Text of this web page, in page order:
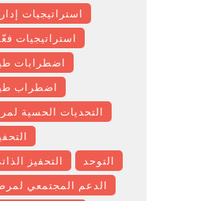
استراتيجيات
استراتيجيات
اضطرابات
اضطراب
التحديات الحسية
التحفيز
التوحد
الدعم المجتمعي